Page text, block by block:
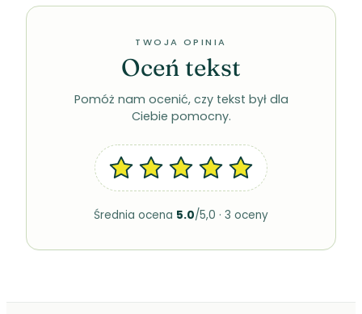
TWOJA OPINIA
Oceń tekst
Pomóż nam ocenić, czy tekst był dla
Ciebie pomocny.
Średnia ocena 5.0/5,0 · 3 oceny